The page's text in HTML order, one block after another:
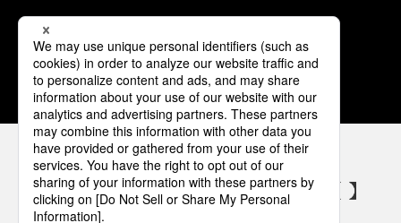
1 2 3 4 5
パナソニックの電気設備 SNSアカウント